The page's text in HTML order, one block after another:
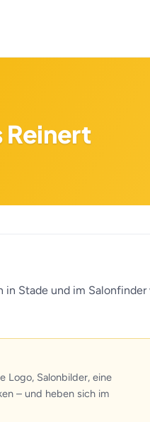
Reinert
in Stade und im Salonfinder
Logo, Salonbilder, eine
– und heben sich im